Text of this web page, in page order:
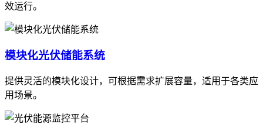
效运行。
模块化光伏储能系统
提供灵活的模块化设计，可根据需求扩展容量，适用于各类应
用场景。